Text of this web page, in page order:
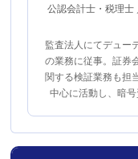
公認会計士・税理士
監査法人にてデュー
の業務に従事。証券
関する検証業務も担
中心に活動し、暗